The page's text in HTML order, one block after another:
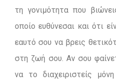
τη γονιμότητα που
οποίο ευθύνεσαι και ότι
εαυτό σου να βρεις
στη ζωή σου. Αν σου
να το διαχειριστείς